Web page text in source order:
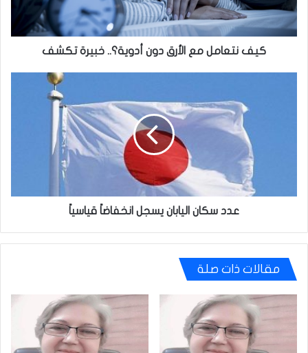
خبيرة
تكشف
كيف نتعامل مع الأرق دون أدوية؟.. خبيرة تكشف
عدد سكان اليابان يسجل انخفاضاً قياسياً
مقالات ذات صلة